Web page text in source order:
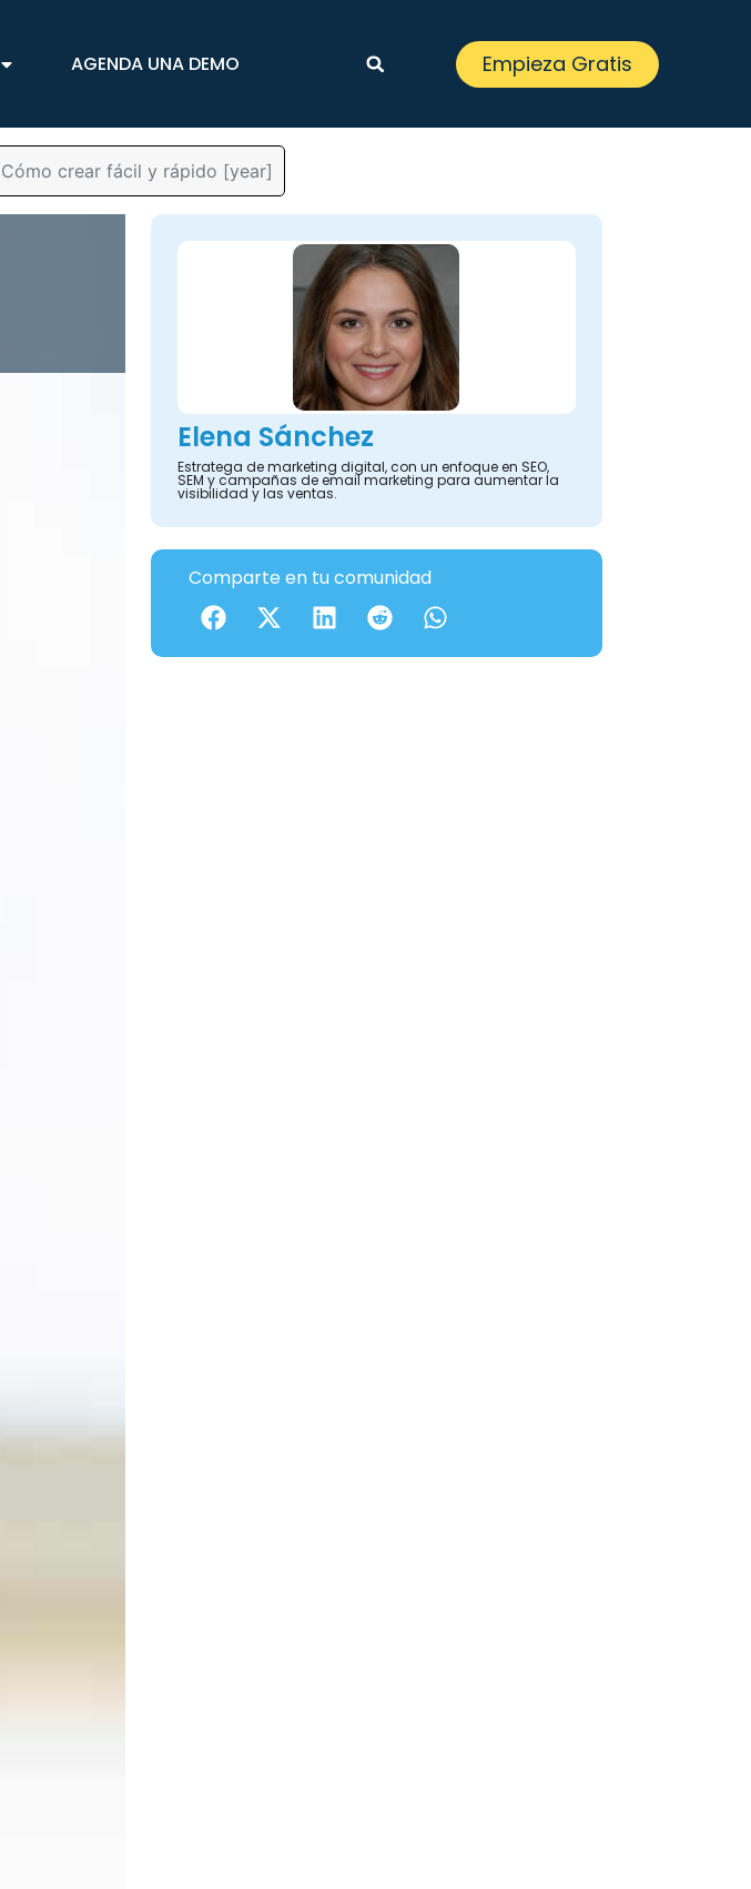
AGENDA UNA DEMO Empieza Gratis
Cómo crear fácil y rápido [year]
Elena Sánchez
Estratega de marketing digital, con un enfoque en SEO,
SEM y campañas de email marketing para aumentar la
visibilidad y las ventas.
Comparte en tu comunidad